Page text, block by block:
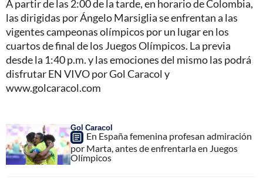
A partir de las 2:00 de la tarde, en horario de Colombia,
las dirigidas por Ángelo Marsiglia se enfrentan a las
vigentes campeonas olímpicos por un lugar en los
cuartos de final de los Juegos Olímpicos. La previa
desde la 1:40 p.m. y las emociones del mismo las podrá
disfrutar EN VIVO por Gol Caracol y
www.golcaracol.com
Gol Caracol
En España femenina profesan admiración
por Marta, antes de enfrentarla en Juegos
Olímpicos